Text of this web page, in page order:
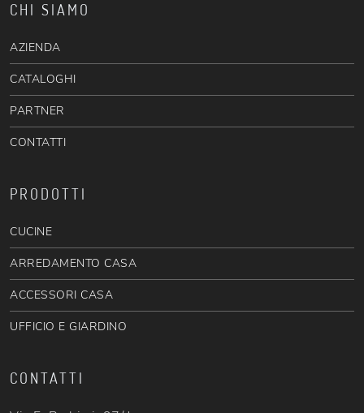
CHI SIAMO
AZIENDA
CATALOGHI
PARTNER
CONTATTI
PRODOTTI
CUCINE
ARREDAMENTO CASA
ACCESSORI CASA
UFFICIO E GIARDINO
CONTATTI